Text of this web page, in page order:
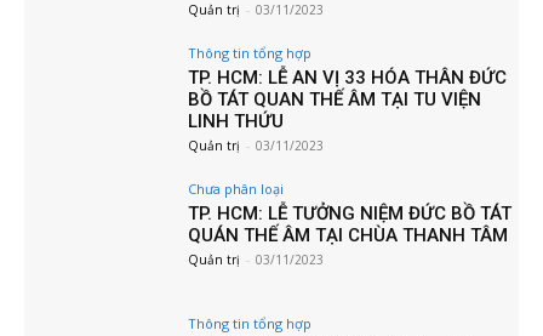
Quản trị - 03/11/2023
Thông tin tổng hợp
TP. HCM: LỄ AN VỊ 33 HÓA THÂN ĐỨC
BỒ TÁT QUAN THẾ ÂM TẠI TU VIỆN
LINH THỨU
Quản trị - 03/11/2023
Chưa phân loại
TP. HCM: LỄ TƯỞNG NIỆM ĐỨC BỒ TÁT
QUÁN THẾ ÂM TẠI CHÙA THANH TÂM
Quản trị - 03/11/2023
Thông tin tổng hợp